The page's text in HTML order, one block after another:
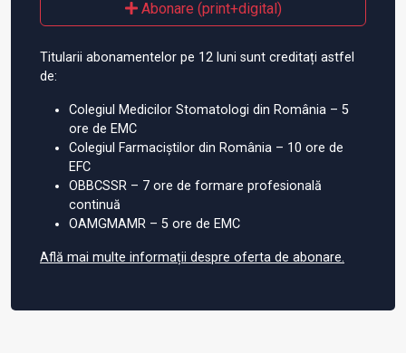
Abonare (print+digital)
Titularii abonamentelor pe 12 luni sunt creditați astfel
de:
Colegiul Medicilor Stomatologi din România – 5
ore de EMC
Colegiul Farmaciștilor din România – 10 ore de
EFC
OBBCSSR – 7 ore de formare profesională
continuă
OAMGMAMR – 5 ore de EMC
Află mai multe informații despre oferta de abonare.